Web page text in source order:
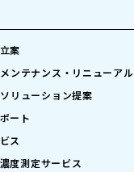
案
ンテナンス・リニューアル
リューション提案
ート
ス
度測定サービス